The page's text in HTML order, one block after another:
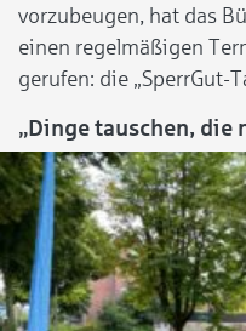
vorzubeugen, hat das
einen regelmäßigen
gerufen: die „SperrGut-
„Dinge tauschen, die